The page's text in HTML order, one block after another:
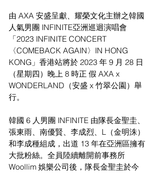
由 AXA 安盛呈獻、耀榮文化主辦之韓國
人氣男團 INFINITE亞洲巡迴演唱會
「2023 INFINITE CONCERT
〈COMEBACK AGAIN〉IN HONG
KONG」香港站將於 2023 年 9 月 28 日
（星期四）晚上 8 時正 假 AXA x
WONDERLAND（安盛 x 竹翠公園）舉
行。
韓國 6 人男團 INFINITE 由隊長金聖圭、
張東雨、南優賢、李成烈、L（金明洙）
和李成種組成，出道 13 年在亞洲區擁有
大批粉絲。全員陸續離開前事務所
Woollim 娛樂公司後，隊長金聖圭於今